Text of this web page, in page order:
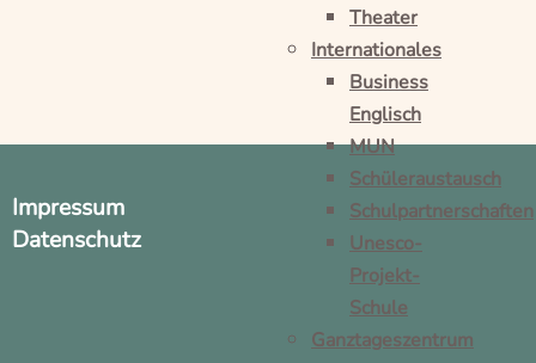
Theater
Internationales
Business
Englisch
MUN
Schüleraustausch
Schulpartnerschaften
Unesco-
Projekt-
Schule
Ganztageszentrum
Impressum
Datenschutz